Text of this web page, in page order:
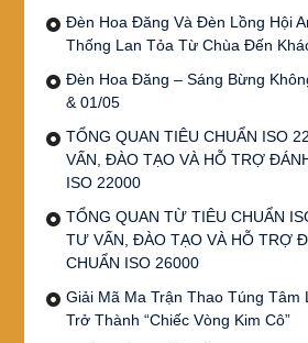
Đèn Hoa Đăng Và Đèn Lồng Hội
Thống Lan Tỏa Từ Chùa Đến
Đèn Hoa Đăng – Sáng Bừng
& 01/05
TỔNG QUAN TIÊU CHUẨN ISO
VẤN, ĐÀO TẠO VÀ HỖ TRỢ
ISO 22000
TỔNG QUAN TỪ TIÊU CHUẨN
TƯ VẤN, ĐÀO TẠO VÀ HỖ TRỢ
CHUẨN ISO 26000
Giải Mã Ma Trận Thao Túng Tâm
Trở Thành “Chiếc Vòng Kim Cô”